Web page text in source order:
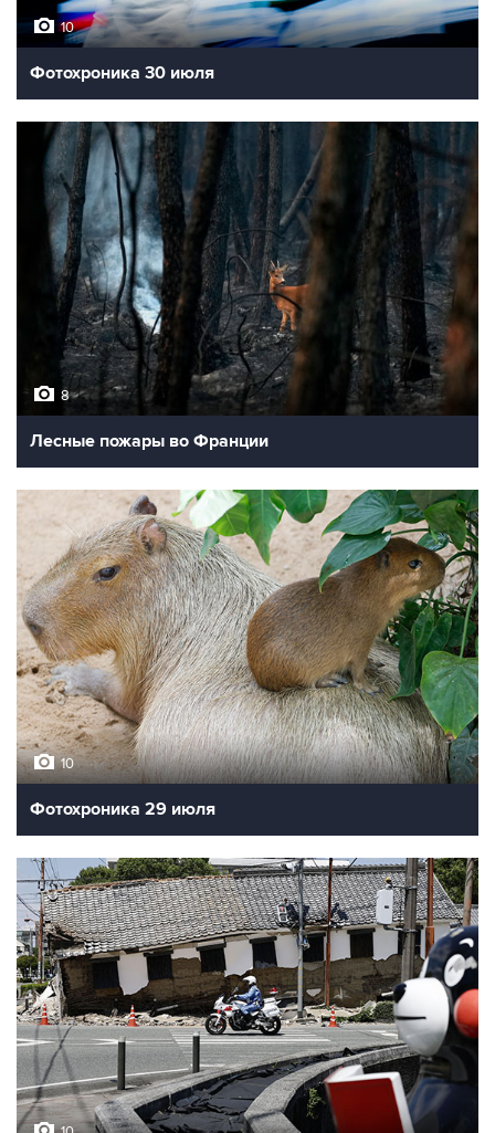
10
Фотохроника 30 июля
8
Лесные пожары во Франции
10
Фотохроника 29 июля